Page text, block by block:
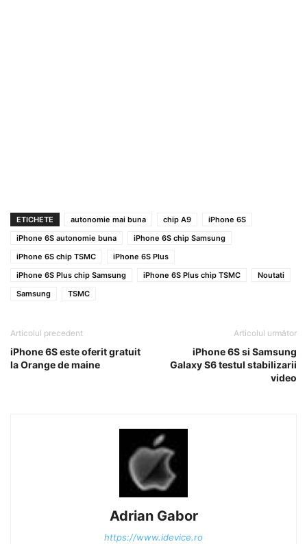
ETICHETE autonomie mai buna chip A9
iPhone 6S
iPhone 6S autonomie buna
iPhone 6S chip Samsung
iPhone 6S chip TSMC
iPhone 6S Plus
iPhone 6S Plus chip Samsung
iPhone 6S Plus chip TSMC
Noutati
Samsung
TSMC
Articolul precedent
iPhone 6S este oferit gratuit
la Orange de maine
Articolul următor
iPhone 6S si Samsung
Galaxy S6 testul stabilizarii
video
Adrian Gabor
https://www.idevice.ro